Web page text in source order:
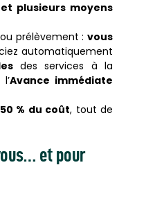
plusieurs moyens
prélèvement : vous
automatiquement
des services à la
Avance immédiate
% du coût, tout de
et pour